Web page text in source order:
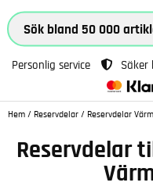
Personlig service Säker
Hem / Reservdelar / Reservdelar
Reservdelar